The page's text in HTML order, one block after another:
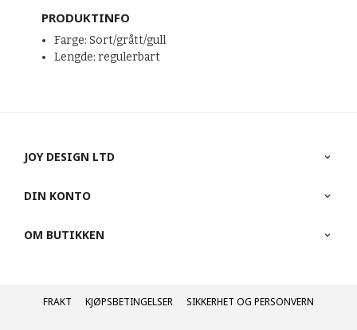
PRODUKTINFO
Farge: Sort/grått/gull
Lengde: regulerbart
JOY DESIGN LTD
DIN KONTO
OM BUTIKKEN
FRAKT KJØPSBETINGELSER SIKKERHET OG PERSONVERN